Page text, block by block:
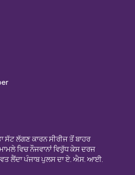
ਸੱਟ ਲੱਗਣ ਕਾਰਨ ਸੀਰੀਜ ਤੋਂ ਬਾਹਰ
ਵਿਚ ਨੌਜਵਾਨਾਂ ਵਿਰੁੱਧ ਕੇਸ ਦਰਜ
ਲੈਂਦਾ ਪੰਜਾਬ ਪੁਲਸ ਦਾ ਏ. ਐਸ. ਆਈ.